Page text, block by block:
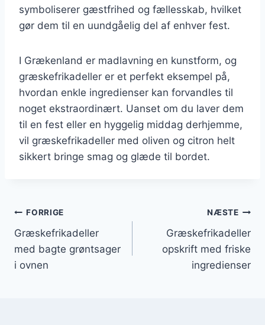
symboliserer gæstfrihed og fællesskab, hvilket
gør dem til en uundgåelig del af enhver fest.
I Grækenland er madlavning en kunstform, og
græskefrikadeller er et perfekt eksempel på,
hvordan enkle ingredienser kan forvandles til
noget ekstraordinært. Uanset om du laver dem
til en fest eller en hyggelig middag derhjemme,
vil græskefrikadeller med oliven og citron helt
sikkert bringe smag og glæde til bordet.
Indlægsnavigation
FORRIGE
Græskefrikadeller
med bagte grøntsager
i ovnen
NÆSTE
Græskefrikadeller
opskrift med friske
ingredienser